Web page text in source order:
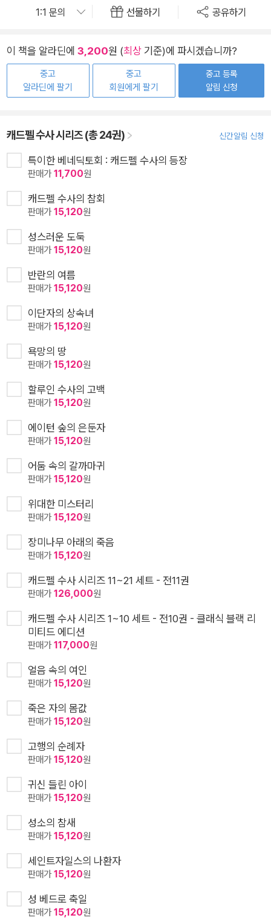
선물하기 공유하기
이 책을 알라딘에 3,200원 (최상 기준)에 파시겠습니까?
중고
알라딘에 팔기
중고
회원에게 팔기
중고 등록
알림 신청
캐드펠 수사 시리즈 (총 24권) 신간알림 신청
특이한 베네딕토회 : 캐드펠 수사의 등장
판매가11,700원
캐드펠 수사의 참회
판매가15,120원
성스러운 도둑
판매가15,120원
반란의 여름
판매가15,120원
이단자의 상속녀
판매가15,120원
욕망의 땅
판매가15,120원
할루인 수사의 고백
판매가15,120원
에이턴 숲의 은둔자
판매가15,120원
어둠 속의 갈까마귀
판매가15,120원
위대한 미스터리
판매가15,120원
장미나무 아래의 죽음
판매가15,120원
캐드펠 수사 시리즈 11~21 세트 - 전11권
판매가126,000원
캐드펠 수사 시리즈 1~10 세트 - 전10권 - 클래식 블랙 리
미티드 에디션
판매가117,000원
얼음 속의 여인
판매가15,120원
죽은 자의 몸값
판매가15,120원
고행의 순례자
판매가15,120원
귀신 들린 아이
판매가15,120원
성소의 참새
판매가15,120원
세인트자일스의 나환자
판매가15,120원
성 베드로 축일
판매가15,120원